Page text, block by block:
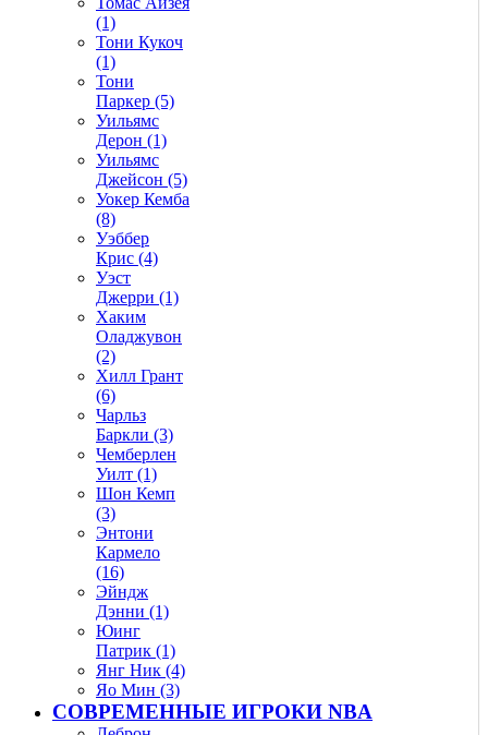
(1)
Тони Кукоч
(1)
Тони
Паркер (5)
Уильямс
Дерон (1)
Уильямс
Джейсон (5)
Уокер Кемба
(8)
Уэббер
Крис (4)
Уэст
Джерри (1)
Хаким
Оладжувон
(2)
Хилл Грант
(6)
Чарльз
Баркли (3)
Чемберлен
Уилт (1)
Шон Кемп
(3)
Энтони
Кармело
(16)
Эйндж
Дэнни (1)
Юинг
Патрик (1)
Янг Ник (4)
Яо Мин (3)
СОВРЕМЕННЫЕ ИГРОКИ NBA